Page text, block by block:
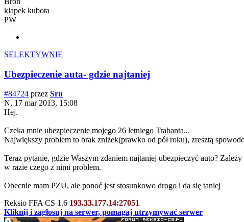
klapek kubota
PW
SELEKTYWNIE
Ubezpieczenie auta- gdzie najtaniej
#84724 przez Sru
N, 17 mar 2013, 15:08
Hej.
Czeka mnie ubezpieczenie mojego 26 letniego Trabanta...
Największy problem to brak zniżek(prawko od pół roku), zresztą
Teraz pytanie, gdzie Waszym zdaniem najtaniej ubezpieczyć auto?
w razie czego z nimi problem.
Obecnie mam PZU, ale ponoć jest stosunkowo drogo i da się taniej
Reksio FFA CS 1.6 193.33.177.14:27051
Kliknij i zagłosuj na serwer, pomagaj utrzymywać serwer